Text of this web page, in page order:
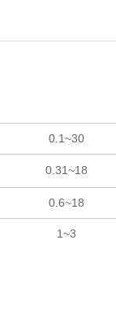
0.1~30
0.31~18
0.6~18
1~3